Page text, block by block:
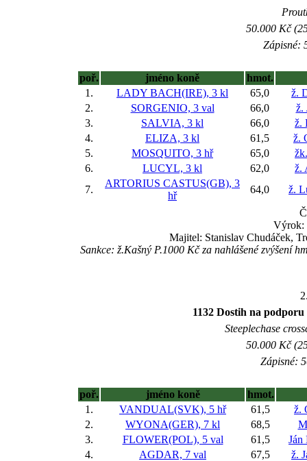
50.000 Kč
Zápisné:
poř. jméno koně
hmot.
1.
LADY BACH(IRE), 3 kl 65,0
ž.
2.
SORGENIO, 3 val 66,0
ž.
3.
SALVIA, 3 kl 66,0
ž.
4.
ELIZA, 3 kl 61,5
ž.
5.
MOSQUITO, 3 hř 65,0
6.
LUCYL, 3 kl 62,0
ž.
7.
ARTORIUS CASTUS(GB), 3
hř
64,0
ž.
Výrok:
Majitel: Stanislav Chudáček,
Sankce: ž.Kašný P.1000 Kč za nahlášené zvýšení
1132 Dostih na
Steeplechase
50.000 Kč
Zápisné:
poř. jméno koně
hmot.
1.
VANDUAL(SVK), 5 hř 61,5
ž.
2.
WYONA(GER), 7 kl 68,5
3.
FLOWER(POL), 5 val 61,5
4.
AGDAR, 7 val 67,5
ž.